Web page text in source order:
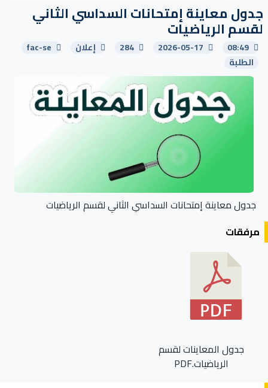
جدول معاينة إمتحانات السداسي الثاني
لقسم الرياضيات
08:49
2026-05-17
284 إعلان
fac-se
الطلبة
جدول معاينة إمتحانات السداسي الثاني لقسم الرياضيات
مرفقات
جدول المعاينات لقسم
الرياضيات.PDF